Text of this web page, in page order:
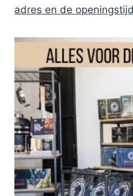
adres en de